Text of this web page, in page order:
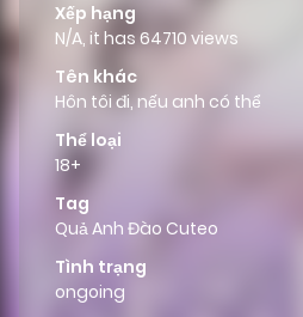
Xếp hạng
N/A, it has 64710 views
Tên khác
Hôn tôi đi, nếu anh có thể
Thể loại
18+
Tag
Quả Anh Đào Cuteo
Tình trạng
ongoing